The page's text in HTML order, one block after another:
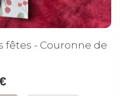
fêtes - Couronne de